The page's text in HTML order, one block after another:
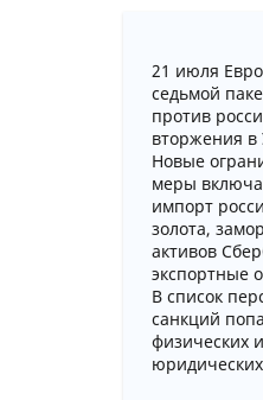
21 июля
седьмой
против
вторжения в
Новые
меры
импорт
золота,
активов
экспортные
В список
санкций
физических и